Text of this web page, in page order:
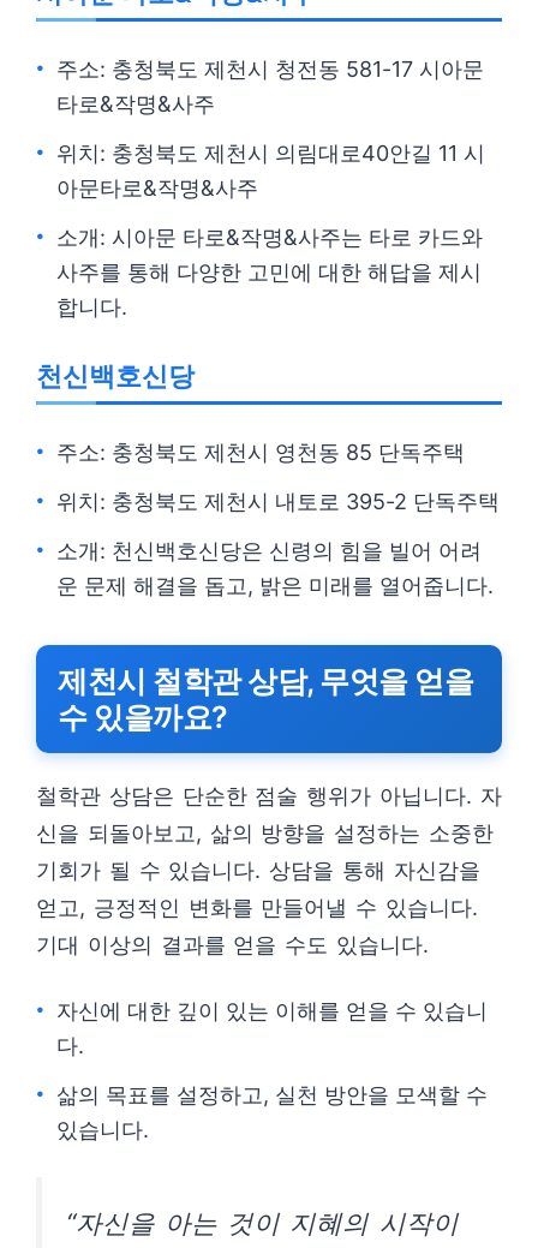
주소: 충청북도 제천시 청전동 581-17 시아문
타로&작명&사주
위치: 충청북도 제천시 의림대로40안길 11 시
아문타로&작명&사주
소개: 시아문 타로&작명&사주는 타로 카드와
사주를 통해 다양한 고민에 대한 해답을 제시
합니다.
천신백호신당
주소: 충청북도 제천시 영천동 85 단독주택
위치: 충청북도 제천시 내토로 395-2 단독주택
소개: 천신백호신당은 신령의 힘을 빌어 어려
운 문제 해결을 돕고, 밝은 미래를 열어줍니다.
제천시 철학관 상담, 무엇을 얻을
수 있을까요?
철학관 상담은 단순한 점술 행위가 아닙니다. 자
신을 되돌아보고, 삶의 방향을 설정하는 소중한
기회가 될 수 있습니다. 상담을 통해 자신감을
얻고, 긍정적인 변화를 만들어낼 수 있습니다.
기대 이상의 결과를 얻을 수도 있습니다.
자신에 대한 깊이 있는 이해를 얻을 수 있습니
다.
삶의 목표를 설정하고, 실천 방안을 모색할 수
있습니다.
“자신을 아는 것이 지혜의 시작이